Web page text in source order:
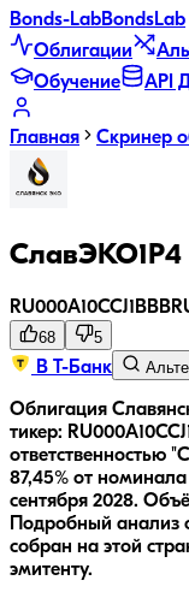
Bonds-LabBondsLab
Облигации
Обучение
API
Главная Скринер
СлавЭКО1Р4
RU000A10CCJ1 BBB
68 5
В Т-Банк
Облигация
тикер:
ответственностью
87,45% от
сентября 2028.
Подробный анализ
собран на этой
эмитенту.